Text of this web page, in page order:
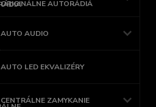
ORIGINÁLNE AUTORÁDIÁ
AUTO AUDIO
AUTO LED EKVALIZÉRY
CENTRÁLNE ZAMYKANIE